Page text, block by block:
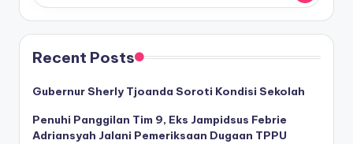
Recent Posts
Gubernur Sherly Tjoanda Soroti Kondisi Sekolah
Penuhi Panggilan Tim 9, Eks Jampidsus Febrie
Adriansyah Jalani Pemeriksaan Dugaan TPPU